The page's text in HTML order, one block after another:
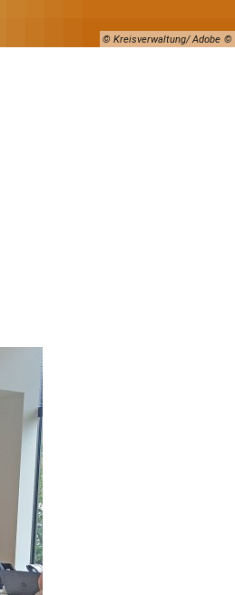
© Kreisverwaltung/ Adobe